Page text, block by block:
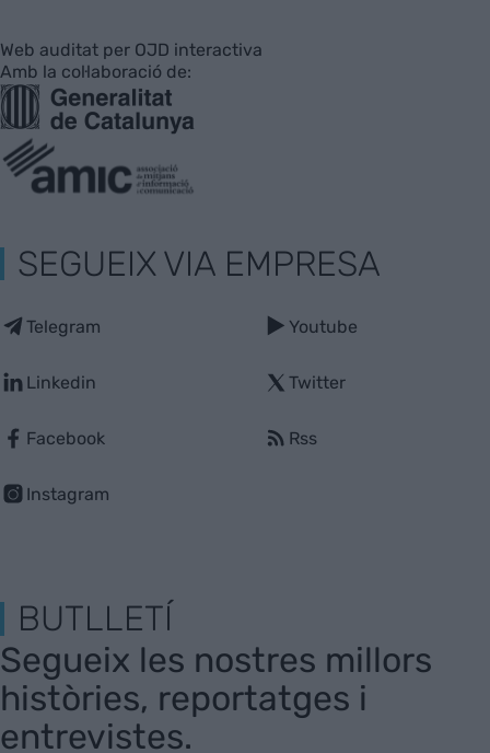
Web auditat per OJD interactiva
Amb la col·laboració de:
SEGUEIX VIA EMPRESA
Telegram
Linkedin
Facebook
Instagram
Youtube
Twitter
Rss
BUTLLETÍ
Segueix les nostres millors
històries, reportatges i
entrevistes.